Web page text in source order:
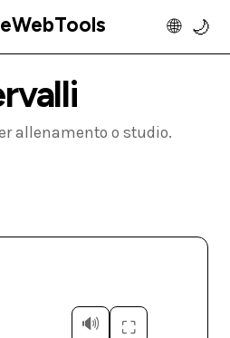
🌐 🌙
allenamento o studio.
🔊 ⛶